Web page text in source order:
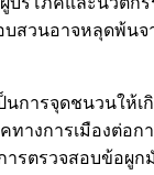
สวนอาจหลุดพ้นจ
นการจุดชนวนให้เ
ทางการเมืองต่อก
รตรวจสอบข้อผูก